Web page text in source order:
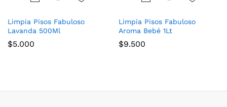
Limpia Pisos Fabuloso
Lavanda 500Ml
$5.000
Limpia Pisos Fabuloso
Aroma Bebé 1Lt
$9.500